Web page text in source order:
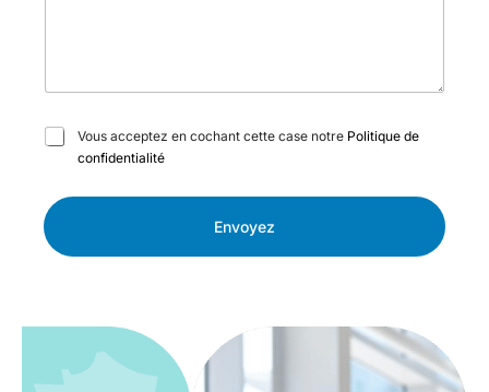
C
s
à
Vous acceptez en cochant cette case notre Politique de
confidentialité
Envoyez